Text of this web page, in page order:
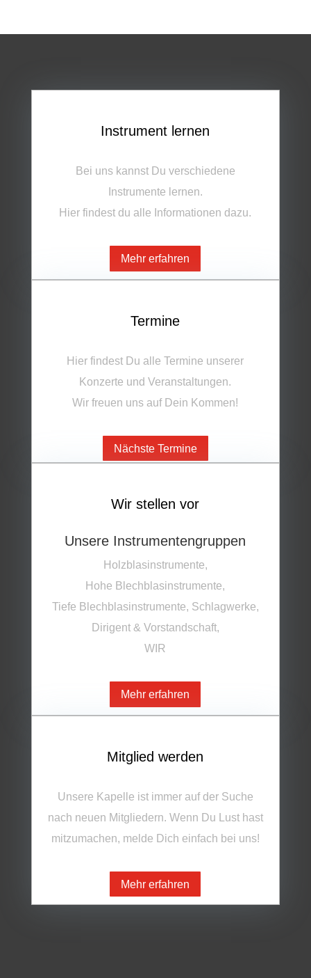
Instrument lernen
Bei uns kannst Du verschiedene
Instrumente lernen.
Hier findest du alle Informationen dazu.
Mehr erfahren
Termine
Hier findest Du alle Termine unserer
Konzerte und Veranstaltungen.
Wir freuen uns auf Dein Kommen!
Nächste Termine
Wir stellen vor
Unsere Instrumentengruppen
Holzblasinstrumente,
Hohe Blechblasinstrumente,
Tiefe Blechblasinstrumente, Schlagwerke,
Dirigent & Vorstandschaft,
WIR
Mehr erfahren
Mitglied werden
Unsere Kapelle ist immer auf der Suche
nach neuen Mitgliedern. Wenn Du Lust hast
mitzumachen, melde Dich einfach bei uns!
Mehr erfahren